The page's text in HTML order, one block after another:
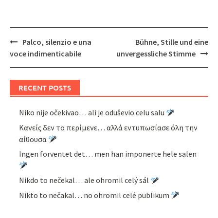
Post
navigation
Palco, silenzio e una
voce indimenticabile
Bühne, Stille und eine
unvergessliche Stimme
RECENT POSTS
Niko nije očekivao… ali je oduševio celu salu
Κανείς δεν το περίμενε… αλλά εντυπωσίασε όλη την
αίθουσα
Ingen forventet det… men han imponerte hele salen
Nikdo to nečekal… ale ohromil celý sál
Nikto to nečakal… no ohromil celé publikum